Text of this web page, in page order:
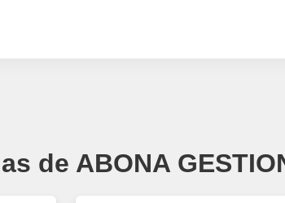
de ABONA